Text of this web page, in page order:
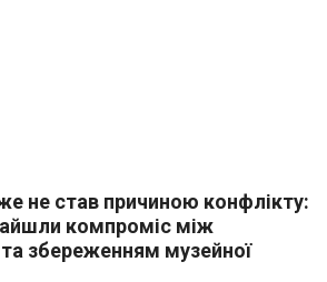
не став причиною конфлікту:
компроміс між
збереженням музейної